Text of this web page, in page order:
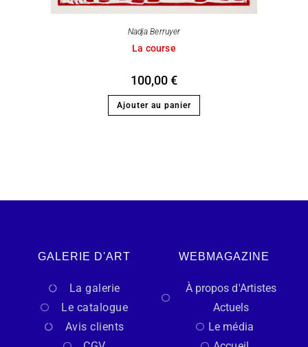
Nadja Berruyer
La course
100,00€
Ajouter au panier
GALERIE D'ART
La galerie
Le catalogue
Avis clients
WEBMAGAZINE
À propos d'Artistes
Actuels
Le média